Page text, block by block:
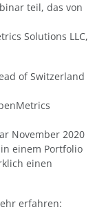
teil, das von
Solutions LLC,
of Switzerland
November 2020
einem Portfolio
einen
erfahren: